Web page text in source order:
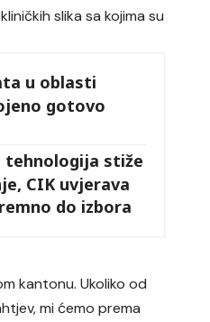
slika sa kojima su
u oblasti
gotovo
tehnologija stiže
CIK uvjerava
do izbora
kantonu. Ukoliko od
mi ćemo prema